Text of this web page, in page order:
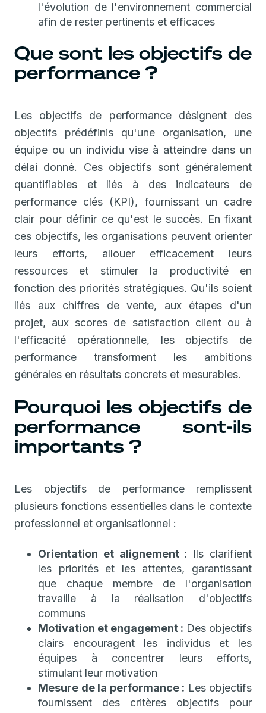
l'évolution de l'environnement commercial
afin de rester pertinents et efficaces
Que sont les objectifs de
performance ?
Les objectifs de performance désignent des
objectifs prédéfinis qu'une organisation, une
équipe ou un individu vise à atteindre dans un
délai donné. Ces objectifs sont généralement
quantifiables et liés à des indicateurs de
performance clés (KPI), fournissant un cadre
clair pour définir ce qu'est le succès. En fixant
ces objectifs, les organisations peuvent orienter
leurs efforts, allouer efficacement leurs
ressources et stimuler la productivité en
fonction des priorités stratégiques. Qu'ils soient
liés aux chiffres de vente, aux étapes d'un
projet, aux scores de satisfaction client ou à
l'efficacité opérationnelle, les objectifs de
performance transforment les ambitions
générales en résultats concrets et mesurables.
Pourquoi les objectifs de
performance sont-ils
importants ?
Les objectifs de performance remplissent
plusieurs fonctions essentielles dans le contexte
professionnel et organisationnel :
Orientation et alignement : Ils clarifient
les priorités et les attentes, garantissant
que chaque membre de l'organisation
travaille à la réalisation d'objectifs
communs
Motivation et engagement : Des objectifs
clairs encouragent les individus et les
équipes à concentrer leurs efforts,
stimulant leur motivation
Mesure de la performance : Les objectifs
fournissent des critères objectifs pour